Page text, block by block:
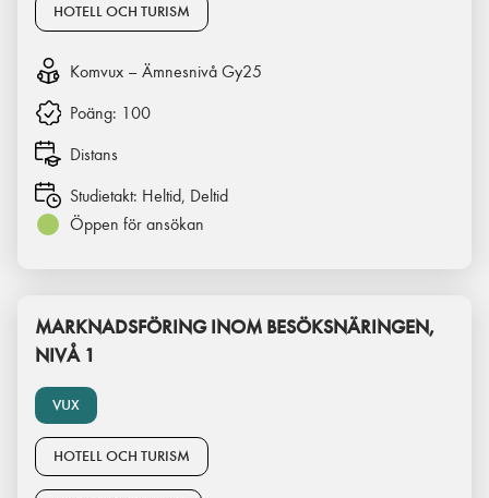
HOTELL OCH TURISM
Komvux – Ämnesnivå Gy25
Poäng: 100
Distans
Studietakt: Heltid, Deltid
Öppen för ansökan
VUX
MARKNADSFÖRING INOM BESÖKSNÄRINGEN,
NIVÅ 1
HOTELL OCH TURISM